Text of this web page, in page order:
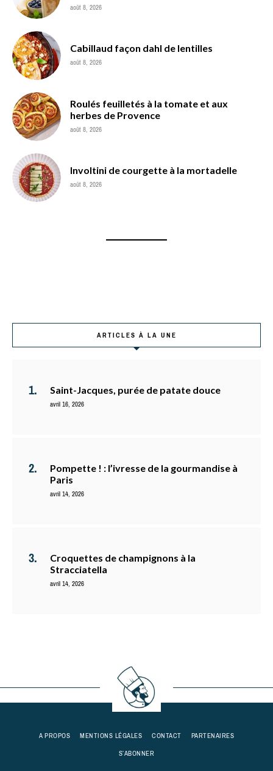
août 8, 2026
Cabillaud façon dahl de lentilles
août 8, 2026
Roulés feuilletés à la tomate et aux
herbes de Provence
août 8, 2026
Involtini de courgette à la mortadelle
août 8, 2026
ARTICLES À LA UNE
Saint-Jacques, purée de patate douce
avril 16, 2026
Pompette ! : l’ivresse de la gourmandise à
Paris
avril 14, 2026
Croquettes de champignons à la
Stracciatella
avril 14, 2026
A PROPOS MENTIONS LÉGALES CONTACT
PARTENAIRES
S’ABONNER